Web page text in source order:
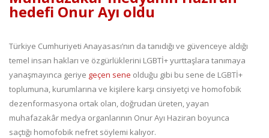
hedefi Onur Ayı oldu
Türkiye Cumhuriyeti Anayasası’nın da tanıdığı ve güvenceye aldığı
temel insan hakları ve özgürlüklerini LGBTİ+ yurttaşlara tanımaya
yanaşmayınca geriye geçen sene olduğu gibi bu sene de LGBTİ+
toplumuna, kurumlarına ve kişilere karşı cinsiyetçi ve homofobik
dezenformasyona ortak olan, doğrudan üreten, yayan
muhafazakâr medya organlarının Onur Ayı Haziran boyunca
saçtığı homofobik nefret söylemi kalıyor.